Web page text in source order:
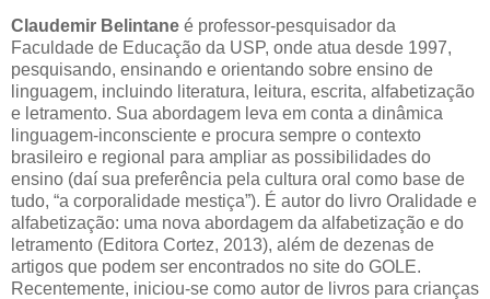
Claudemir Belintane é professor-pesquisador da
Faculdade de Educação da USP, onde atua desde 1997,
pesquisando, ensinando e orientando sobre ensino de
linguagem, incluindo literatura, leitura, escrita, alfabetização
e letramento. Sua abordagem leva em conta a dinâmica
linguagem-inconsciente e procura sempre o contexto
brasileiro e regional para ampliar as possibilidades do
ensino (daí sua preferência pela cultura oral como base de
tudo, “a corporalidade mestiça”). É autor do livro Oralidade e
alfabetização: uma nova abordagem da alfabetização e do
letramento (Editora Cortez, 2013), além de dezenas de
artigos que podem ser encontrados no site do GOLE.
Recentemente, iniciou-se como autor de livros para crianças